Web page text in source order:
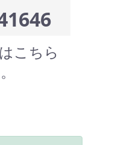
こちら